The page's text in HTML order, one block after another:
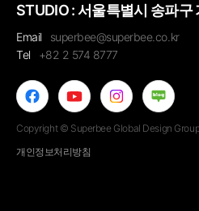
STUDIO : 서울특별시 송파
Email
superbee@superbee.co.kr
Tel
+82 2 574 8777
Copyright © Superbee Global Design
개인정보처리방침